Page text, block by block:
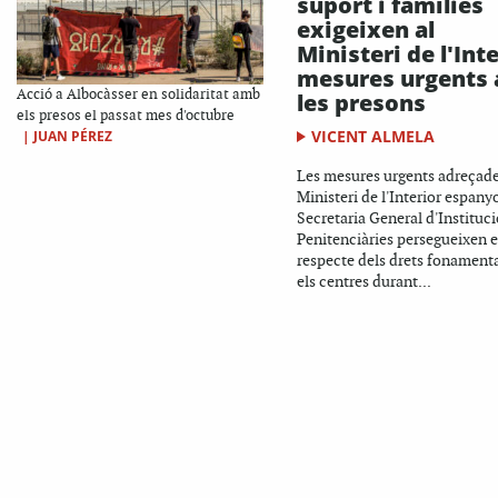
Acció a Albocàsser en solidaritat amb
els presos el passat mes d'octubre
| JUAN PÉREZ
exigeixen al
Ministeri de
mesures urgents
les presons
VICENT ALMELA
Les mesures urgents
Ministeri de l'Interior
Secretaria General
Penitenciàries persegueixen
respecte dels drets
els centres durant...